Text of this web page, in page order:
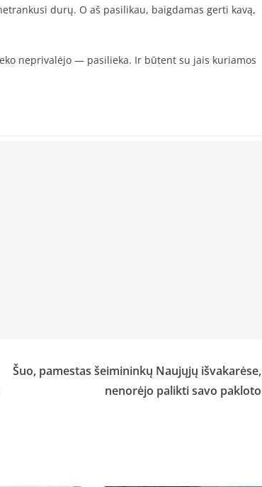
durų. O aš pasilikau, baigdamas gerti kavą,
neprivalėjo — pasilieka. Ir būtent su jais kuriamos
Šuo, pamestas šeimininkų Naujųjų išvakarėse,
nenorėjo palikti savo pakloto